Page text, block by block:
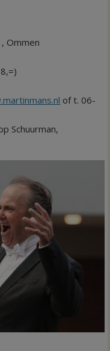
Ommen
of t. 06-
Schuurman,